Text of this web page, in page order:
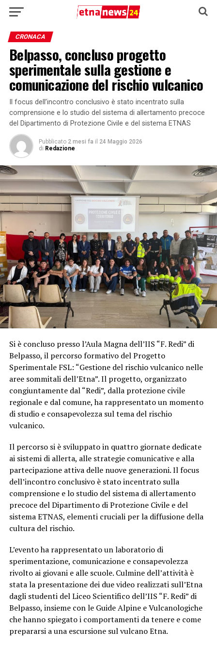
CRONACA
Belpasso, concluso progetto
sperimentale sulla gestione e
comunicazione del rischio vulcanico
Il focus dell’incontro conclusivo è stato incentrato sulla
comprensione e lo studio del sistema di allertamento precoce
del Dipartimento di Protezione Civile e del sistema ETNAS
Pubblicato 2 mesi fa il 24 Maggio 2026
di Redazione
Si è concluso presso l’Aula Magna dell’IIS “F. Redi” di
Belpasso, il percorso formativo del Progetto
Sperimentale FSL: “Gestione del rischio vulcanico nelle
aree sommitali dell’Etna”. Il progetto, organizzato
congiuntamente dal “Redi”, dalla protezione civile
regionale e dal comune, ha rappresentato un momento
di studio e consapevolezza sul tema del rischio
vulcanico.
Il percorso si è sviluppato in quattro giornate dedicate
ai sistemi di allerta, alle strategie comunicative e alla
partecipazione attiva delle nuove generazioni. Il focus
dell’incontro conclusivo è stato incentrato sulla
comprensione e lo studio del sistema di allertamento
precoce del Dipartimento di Protezione Civile e del
sistema ETNAS, elementi cruciali per la diffusione della
cultura del rischio.
L’evento ha rappresentato un laboratorio di
sperimentazione, comunicazione e consapevolezza
rivolto ai giovani e alle scuole. Culmine dell’attività è
stata la presentazione dei due video realizzati sull’Etna
dagli studenti del Liceo Scientifico dell’IIS “F. Redi” di
Belpasso, insieme con le Guide Alpine e Vulcanologiche
che hanno spiegato i comportamenti da tenere e come
prepararsi a una escursione sul vulcano Etna.